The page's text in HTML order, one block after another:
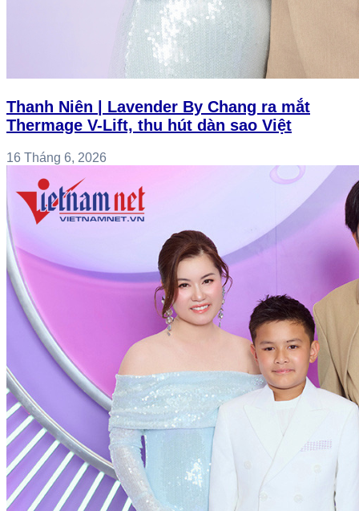
Thanh Niên | Lavender By Chang ra mắt
Thermage V-Lift, thu hút dàn sao Việt
16 Tháng 6, 2026